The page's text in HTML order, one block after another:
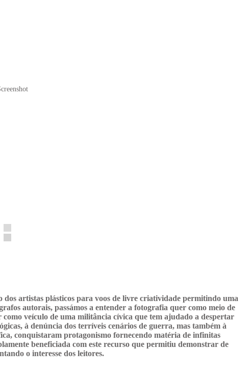
artistas plásticos para voos de livre criatividade permitindo uma
autorais, passámos a entender a fotografia quer como meio de
veículo de uma militância cívica que tem ajudado a despertar
à denúncia dos terríveis cenários de guerra, mas também à
conquistaram protagonismo fornecendo matéria de infinitas
beneficiada com este recurso que permitiu demonstrar de
o interesse dos leitores.